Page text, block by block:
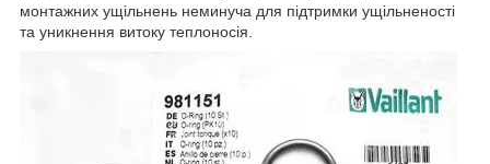
монтажних ущільнень неминуча для підтримки ущільненості
та уникнення витоку теплоносія.